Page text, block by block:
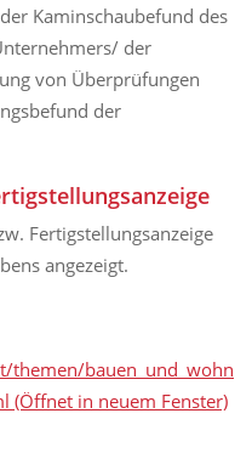
Kaminschaubefund des
der
von Überprüfungen
der
Fertigstellungsanzeige
angezeigt.
themen/bauen_und_wohn
(Öffnet in neuem Fenster)